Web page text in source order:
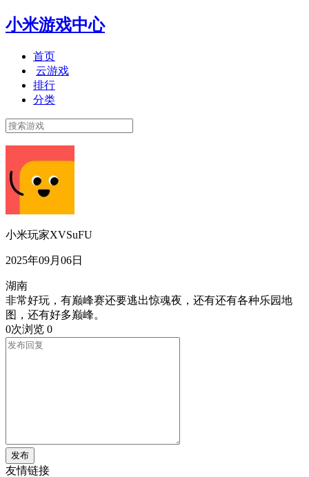
小米游戏中心
首页
云游戏
排行
分类
小米玩家XVSuFU
2025年09月06日
湖南
非常好玩，有巅峰赛还要逃出惊魂夜，还有还有各种乐园地
图，还有好多巅峰。
0次浏览 0
发布
友情链接